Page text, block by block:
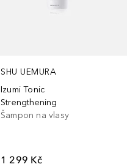
SHU UEMURA
Izumi Tonic
Strengthening
Šampon na vlasy
1 299 Kč